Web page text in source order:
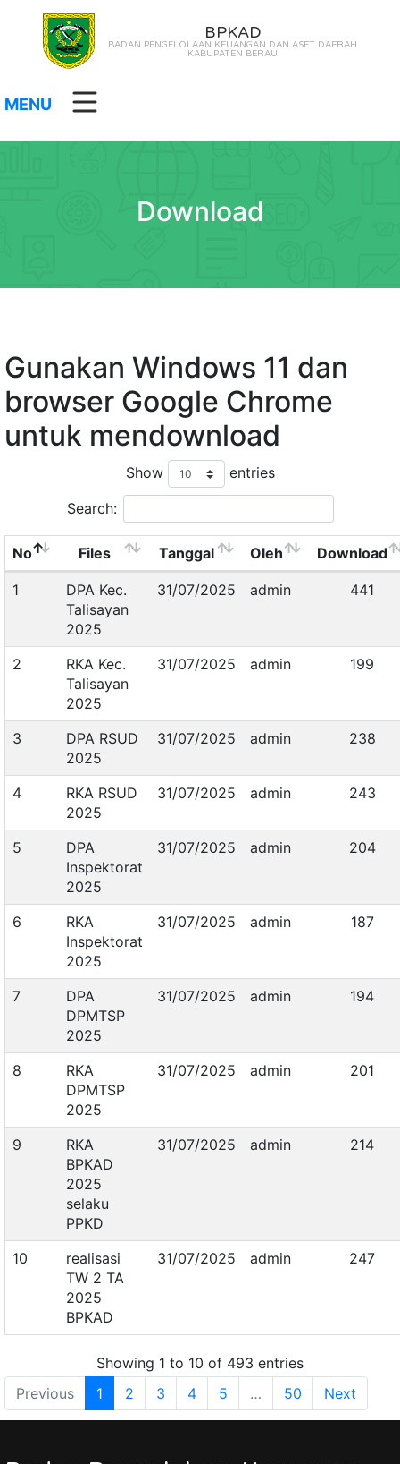
BPKAD
BADAN PENGELOLAAN KEUANGAN DAN ASET DAERAH
KABUPATEN BERAU
MENU
Download
Gunakan Windows 11 dan
browser Google Chrome
untuk mendownload
Show entries
Search:
No Files Tanggal Oleh Download
1
DPA Kec.
Talisayan
2025
31/07/2025 admin 441
2
RKA Kec.
Talisayan
2025
31/07/2025 admin 199
3
DPA RSUD
2025
31/07/2025 admin 238
4
RKA RSUD
2025
31/07/2025 admin 243
5
DPA
Inspektorat
2025
31/07/2025 admin 204
6
RKA
Inspektorat
2025
31/07/2025 admin 187
7
DPA
DPMTSP
2025
31/07/2025 admin 194
8
RKA
DPMTSP
2025
31/07/2025 admin 201
9
RKA
BPKAD
2025
selaku
PPKD
31/07/2025 admin 214
10
realisasi
TW 2 TA
2025
BPKAD
31/07/2025 admin 247
Showing 1 to 10 of 493 entries
Previous
1 2 3 4 5 … 50 Next